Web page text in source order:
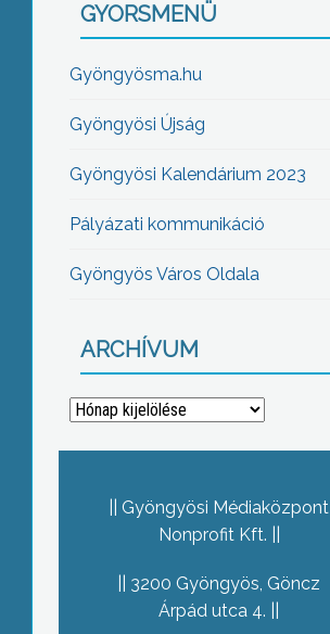
GYORSMENÜ
Gyöngyösma.hu
Gyöngyösi Újság
Gyöngyösi Kalendárium 2023
Pályázati kommunikáció
Gyöngyös Város Oldala
ARCHÍVUM
Archívum
Gyöngyösi Médiaközpont
Nonprofit Kft.
3200 Gyöngyös, Göncz
Árpád utca 4.